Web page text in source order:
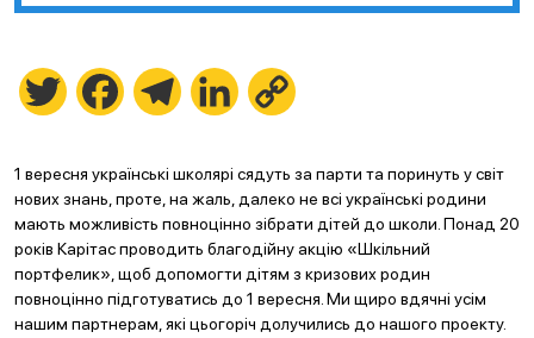
Twitter FacebookTelegramLinkedIn
1 вересня українські школярі сядуть за парти та поринуть у світ
нових знань, проте, на жаль, далеко не всі українські родини
мають можливість повноцінно зібрати дітей до школи. Понад 20
років Карітас проводить благодійну акцію «Шкільний
портфелик», щоб допомогти дітям з кризових родин
повноцінно підготуватись до 1 вересня. Ми щиро вдячні усім
нашим партнерам, які цьогоріч долучились до нашого проекту.